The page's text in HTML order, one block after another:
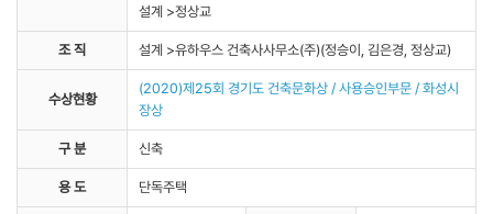
설계 >정상교
조 직 설계 >유하우스 건축사사무소(주)(정승이, 김은경, 정상교)
수상현황
(2020)제25회 경기도 건축문화상 / 사용승인부문 / 화성시
장상
구 분 신축
용 도 단독주택